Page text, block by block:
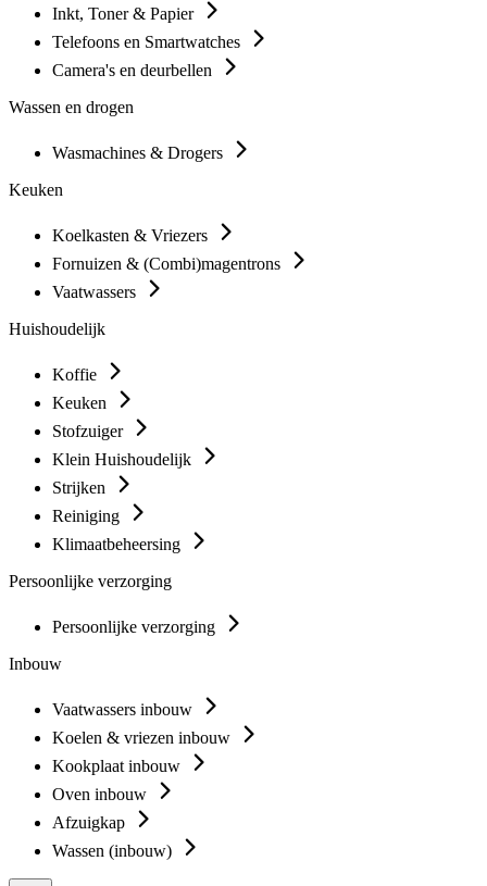
Inkt, Toner & Papier
Telefoons en Smartwatches
Camera's en deurbellen
Wassen en drogen
Wasmachines & Drogers
Keuken
Koelkasten & Vriezers
Fornuizen & (Combi)magentrons
Vaatwassers
Huishoudelijk
Koffie
Keuken
Stofzuiger
Klein Huishoudelijk
Strijken
Reiniging
Klimaatbeheersing
Persoonlijke verzorging
Persoonlijke verzorging
Inbouw
Vaatwassers inbouw
Koelen & vriezen inbouw
Kookplaat inbouw
Oven inbouw
Afzuigkap
Wassen (inbouw)